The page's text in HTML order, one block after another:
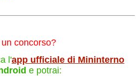
concorso?
l'app ufficiale di Mininterno
e potrai: